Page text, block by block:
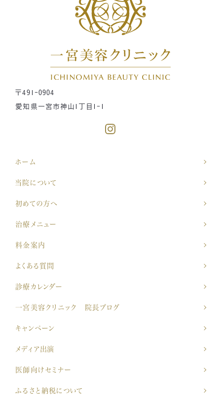
〒491-0904
愛知県一宮市神山1丁目1-1
ホーム
当院について
初めての方へ
治療メニュー
料金案内
よくある質問
診療カレンダー
一宮美容クリニック 院長ブログ
キャンペーン
メディア出演
医師向けセミナー
ふるさと納税について